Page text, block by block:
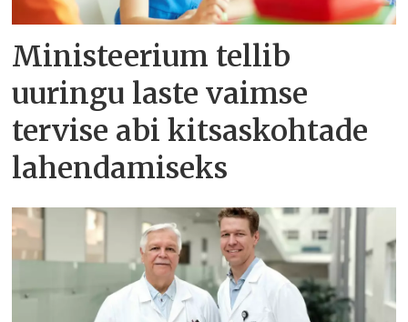
Ministeerium tellib
uuringu laste vaimse
tervise abi kitsaskohtade
lahendamiseks